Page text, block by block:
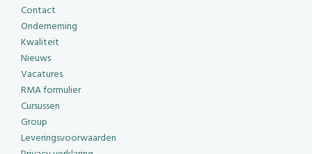
Contact
Onderneming
Kwaliteit
Nieuws
Vacatures
RMA formulier
Cursussen
Group
Leveringsvoorwaarden